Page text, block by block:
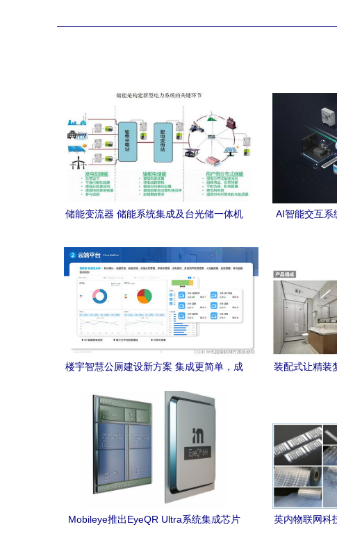
储能变流器 储能系统集成及台光储一体机
AI智能交互系
楼宇智慧公厕建设新方案 集成更简单，成
装配式让精装
Mobileye推出EyeQR Ultra系统集成芯片
英内物联网科